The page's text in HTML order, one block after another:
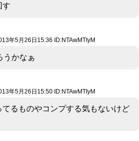
す
年5月26日15:36 ID:NTAwMTIyM
うかなぁ
年5月26日15:50 ID:NTAwMTIyM
るものやコンプする気もないけど